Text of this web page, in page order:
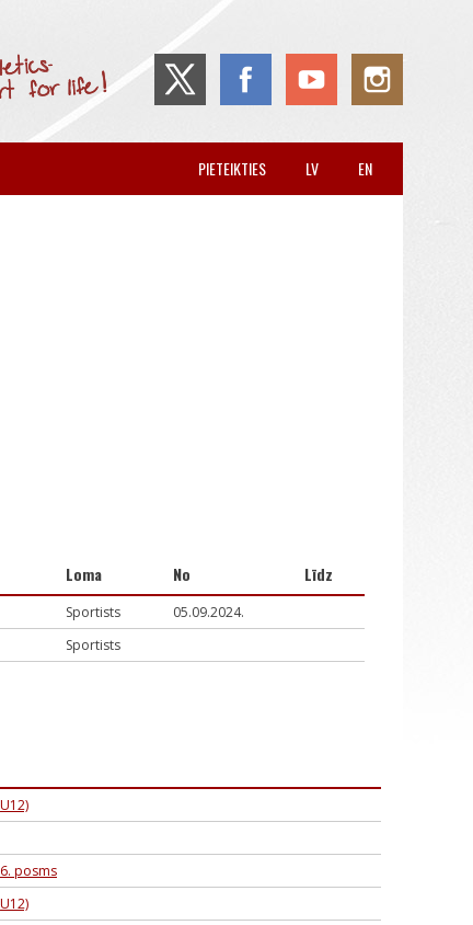
EN
LV
PIETEIKTIES
Loma No Līdz
Sportists
05.09.2024.
Sportists
posms